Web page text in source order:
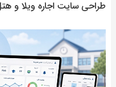
طراحی سایت اجاره ویلا و